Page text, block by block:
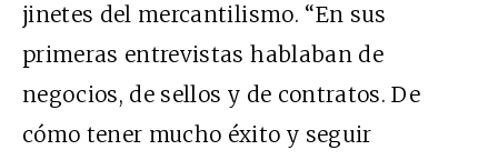
jinetes del mercantilismo. “En sus
primeras entrevistas hablaban de
negocios, de sellos y de contratos. De
cómo tener mucho éxito y seguir